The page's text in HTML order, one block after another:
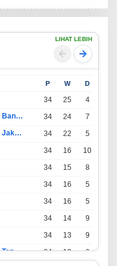
LIHAT LEBIH
P W D
34 25 4
Persatuan Sepak Bola Indonesia Bandung 34 24 7
Persatuan Sepak Bola Indonesia Jakarta 34 22 5
34 16 10
34 15 8
34 16 5
34 16 5
34 14 9
34 13 9
Persatuan Sepak Bola Indonesia Tangerang 34 13 6